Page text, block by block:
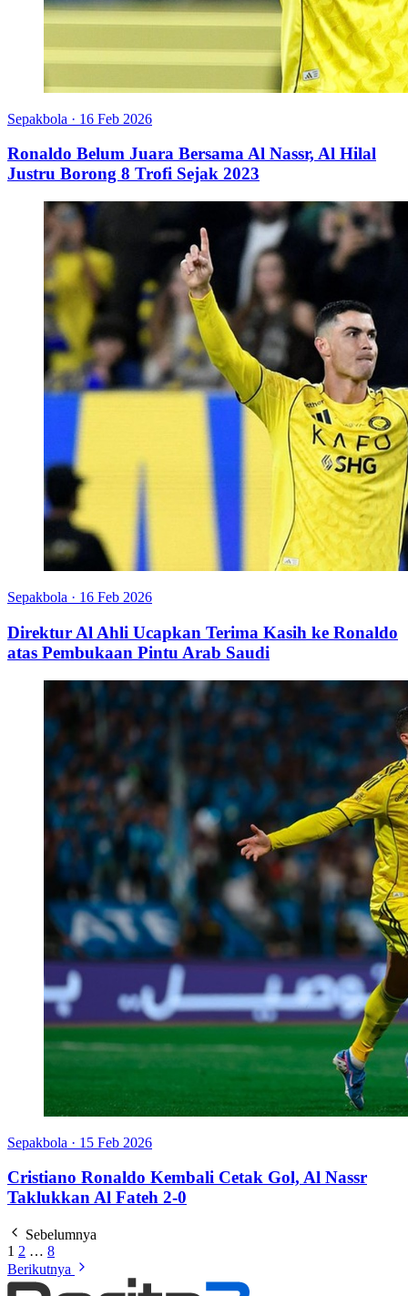
Sepakbola · 16 Feb 2026
Ronaldo Belum Juara Bersama Al Nassr, Al Hilal
Justru Borong 8 Trofi Sejak 2023
Sepakbola · 16 Feb 2026
Direktur Al Ahli Ucapkan Terima Kasih ke Ronaldo
atas Pembukaan Pintu Arab Saudi
Sepakbola · 15 Feb 2026
Cristiano Ronaldo Kembali Cetak Gol, Al Nassr
Taklukkan Al Fateh 2-0
Sebelumnya
1 2 … 8
Berikutnya